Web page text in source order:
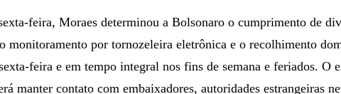
feira, Moraes determinou a Bolsonaro o cumprimento de
monitoramento por tornozeleira eletrônica e o recolhimento
feira e em tempo integral nos fins de semana e feriados. O
manter contato com embaixadores, autoridades estrangeiras